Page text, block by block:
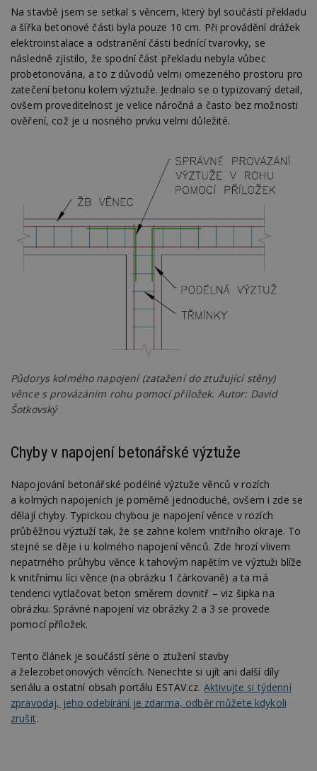
Na stavbě jsem se setkal s věncem, který byl součástí překladu
a šířka betonové části byla pouze 10 cm. Při provádění drážek
elektroinstalace a odstranění části bednící tvarovky, se
následně zjistilo, že spodní část překladu nebyla vůbec
probetonována, a to z důvodů velmi omezeného prostoru pro
zatečení betonu kolem výztuže. Jednalo se o typizovaný detail,
ovšem proveditelnost je velice náročná a často bez možnosti
ověření, což je u nosného prvku velmi důležité.
Půdorys kolmého napojení (zatažení do ztužující stěny)
věnce s provázáním rohu pomocí příložek. Autor: David
Šotkovský
Chyby v napojení betonářské výztuže
Napojování betonářské podélné výztuže věnců v rozích
a kolmých napojeních je poměrně jednoduché, ovšem i zde se
dělají chyby. Typickou chybou je napojení věnce v rozích
průběžnou výztuží tak, že se zahne kolem vnitřního okraje. To
stejné se děje i u kolmého napojení věnců. Zde hrozí vlivem
nepatrného průhybu věnce k tahovým napětím ve výztuži blíže
k vnitřnímu líci věnce (na obrázku 1 čárkovaně) a ta má
tendenci vytlačovat beton směrem dovnitř – viz šipka na
obrázku. Správné napojení viz obrázky 2 a 3 se provede
pomocí příložek.
Tento článek je součástí série o ztužení stavby
a železobetonových věncích. Nenechte si ujít ani další díly
seriálu a ostatní obsah portálu ESTAV.cz. Aktivujte si týdenní
zpravodaj, jeho odebírání je zdarma, odběr můžete kdykoli
zrušit.